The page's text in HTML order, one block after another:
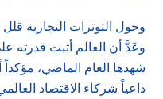
وحول التوترات التجارية
وعَدَّ أن العالم أثبت قدرته
شهدها العام الماضي،
داعياً شركاء الاقتصاد